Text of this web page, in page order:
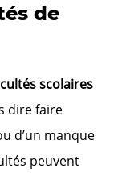
de
scolaires
dire faire
d’un manque
peuvent